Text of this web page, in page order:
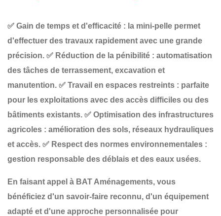
✅ Gain de temps et d'efficacité : la mini-pelle permet
d'effectuer des travaux rapidement avec une grande
précision. ✅ Réduction de la pénibilité : automatisation
des tâches de terrassement, excavation et
manutention. ✅ Travail en espaces restreints : parfaite
pour les exploitations avec des accès difficiles ou des
bâtiments existants. ✅ Optimisation des infrastructures
agricoles : amélioration des sols, réseaux hydrauliques
et accès. ✅ Respect des normes environnementales :
gestion responsable des déblais et des eaux usées.
En faisant appel à BAT Aménagements, vous
bénéficiez d'un savoir-faire reconnu, d'un équipement
adapté et d'une approche personnalisée pour